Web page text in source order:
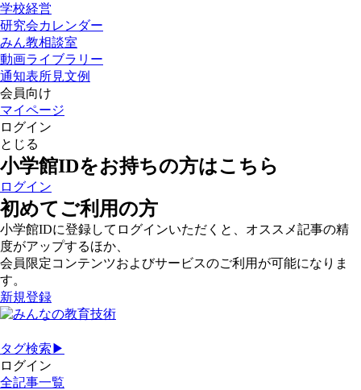
学校経営
研究会カレンダー
みん教相談室
動画ライブラリー
通知表所見文例
会員向け
マイページ
ログイン
とじる
小学館IDをお持ちの方はこちら
ログイン
初めてご利用の方
小学館IDに登録してログインいただくと、オススメ記事の精
度がアップするほか、
会員限定コンテンツおよびサービスのご利用が可能になりま
す。
新規登録
タグ検索▶
ログイン
全記事一覧